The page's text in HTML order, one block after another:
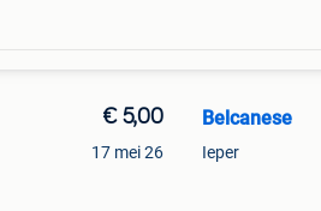
€ 5,00
17 mei 26
Belcanese
Ieper